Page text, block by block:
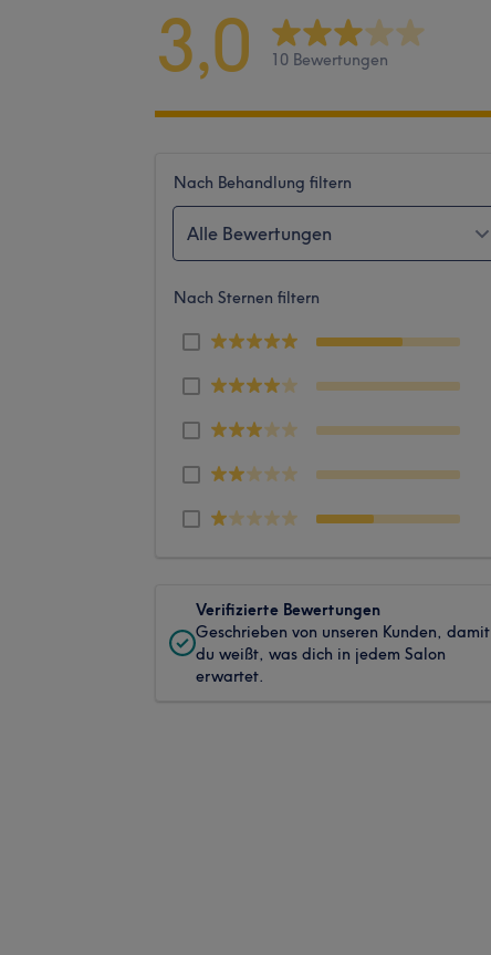
3,0 10 Bewertungen
Nach Behandlung filtern
Alle Bewertungen
Nach Sternen filtern
Verifizierte Bewertungen
Geschrieben von unseren Kunden, damit
du weißt, was dich in jedem Salon
erwartet.